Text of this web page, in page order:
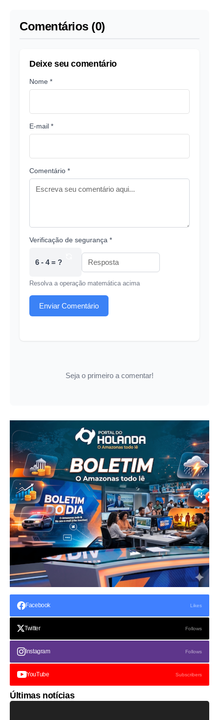
Comentários (0)
Deixe seu comentário
Nome *
E-mail *
Comentário *
Verificação de segurança *
6 - 4 = ?
Resolva a operação matemática acima
Enviar Comentário
Seja o primeiro a comentar!
Facebook Likes
Twitter Follows
Instagram Follows
YouTube Subscribers
Últimas notícias